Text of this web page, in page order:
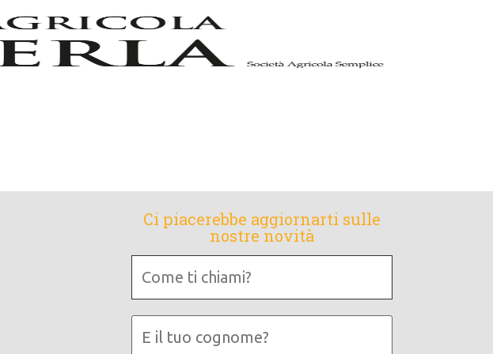
Ci piacerebbe aggiornarti sulle
nostre novità
chiami?
E